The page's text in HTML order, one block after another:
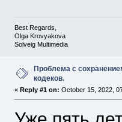
Best Regards,
Olga Krovyakova
Solveig Multimedia
Проблема с
кодеков.
« Reply #1 on: October 15, 2022,